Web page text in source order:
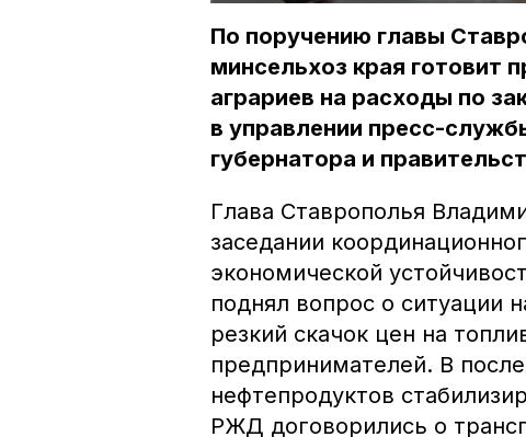
По поручению главы
минсельхоз края готовит
аграриев на расходы по
в управлении пресс-
губернатора и
Глава Ставрополья
заседании
экономической
поднял вопрос о ситуации
резкий скачок цен на
предпринимателей. В
нефтепродуктов
РЖД договорились о